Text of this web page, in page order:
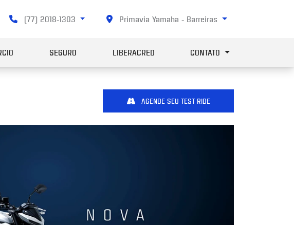
(77) 2018-1303 Primavia Yamaha - Barreiras
SEGURO LIBERACRED CONTATO
AGENDE SEU TEST RIDE